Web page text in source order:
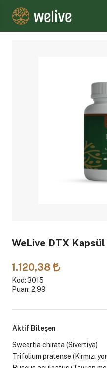
WeLive DTX
1.120,38
Kod: 3015
Puan: 2,99
Aktif Bileşen
Sweertia chirata (Sivertiya)
Trifolium pratense (Kırmızı